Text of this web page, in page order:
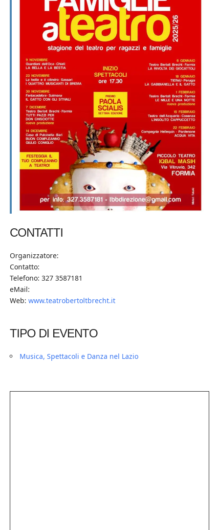
CONTATTI
Organizzatore:
Contatto:
Telefono: 327 3587181
eMail:
Web: www.teatrobertoltbrecht.it
TIPO DI EVENTO
Musica, Spettacoli e Danza nel Lazio